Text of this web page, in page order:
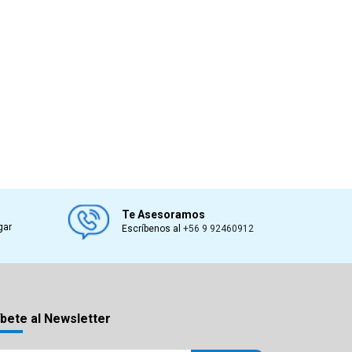
Te Asesoramos
Escríbenos al+56 9 92460912
al Newsletter